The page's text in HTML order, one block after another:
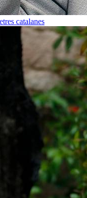
catalanes